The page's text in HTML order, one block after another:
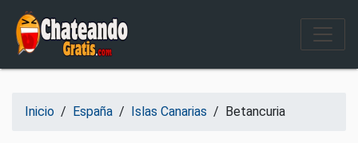
Salir del contenido
Inicio / España / Islas Canarias / Betancuria